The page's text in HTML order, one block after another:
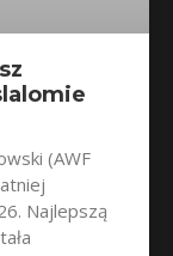
(AWF
Najlepszą